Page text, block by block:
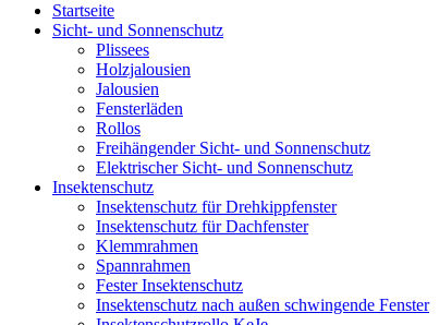
Startseite
Sicht- und Sonnenschutz
Plissees
Holzjalousien
Jalousien
Fensterläden
Rollos
Freihängender Sicht- und Sonnenschutz
Elektrischer Sicht- und Sonnenschutz
Insektenschutz
Insektenschutz für Drehkippfenster
Insektenschutz für Dachfenster
Klemmrahmen
Spannrahmen
Fester Insektenschutz
Insektenschutz nach außen schwingende Fenster